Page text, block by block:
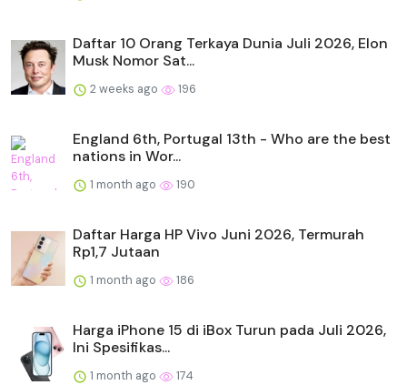
Daftar 10 Orang Terkaya Dunia Juli 2026, Elon
Musk Nomor Sat...
2 weeks ago 196
England 6th, Portugal 13th - Who are the best
nations in Wor...
1 month ago 190
Daftar Harga HP Vivo Juni 2026, Termurah
Rp1,7 Jutaan
1 month ago 186
Harga iPhone 15 di iBox Turun pada Juli 2026,
Ini Spesifikas...
1 month ago 174